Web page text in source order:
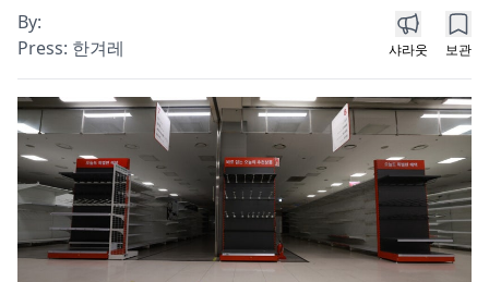
By:
Press: 한겨레 샤라웃 보관